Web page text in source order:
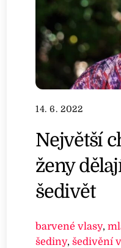
14. 6. 2022
Největší
ženy
šedivět
barvené vlasy,
šediny,šedivění